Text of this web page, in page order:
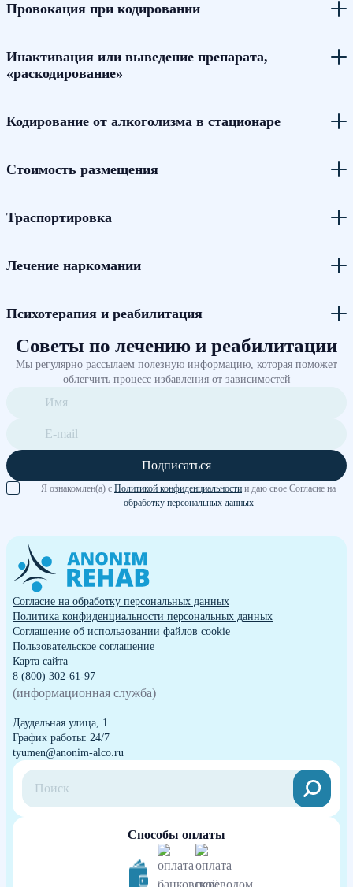
Провокация при кодировании
Инактивация или выведение препарата,
«раскодирование»
Кодирование от алкоголизма в стационаре
Стоимость размещения
Траспортировка
Лечение наркомании
Психотерапия и реабилитация
Советы по лечению и реабилитации
Мы регулярно рассылаем полезную информацию, которая поможет
облегчить процесс избавления от зависимостей
Подписаться
Я ознакомлен(а) с Политикой конфиденциальности и даю свое Согласие на
обработку персональных данных
Согласие на обработку персональных данных
Политика конфиденциальности персональных данных
Cоглашение об использовании файлов cookie
Пользовательское соглашение
Карта сайта
8 (800) 302-61-97
(информационная служба)
Даудельная улица, 1
График работы: 24/7
tyumen@anonim-alco.ru
Способы оплаты